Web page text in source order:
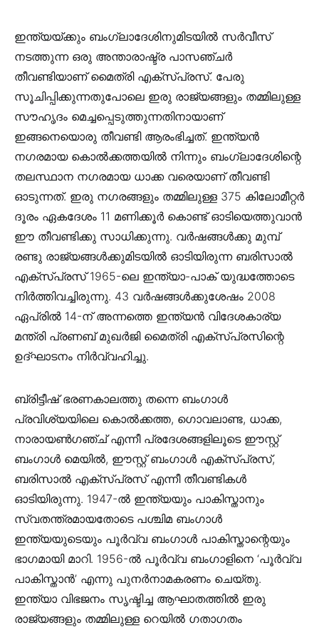
ഇന്ത്യയ്ക്കും ബംഗ്ലാദേശിനുമിടയിൽ സർവീസ്
നടത്തുന്ന ഒരു അന്താരാഷ്ട്ര പാസഞ്ചർ
തീവണ്ടിയാണ് മൈത്രി എക്സ്പ്രസ്. പേരു
സൂചിപ്പിക്കുന്നതുപോലെ ഇരു രാജ്യങ്ങളും തമ്മിലുള്ള
സൗഹൃദം മെച്ചപ്പെടുത്തുന്നതിനായാണ്
ഇങ്ങനെയൊരു തീവണ്ടി ആരംഭിച്ചത്. ഇന്ത്യൻ
നഗരമായ കൊൽക്കത്തയിൽ നിന്നും ബംഗ്ലാദേശിന്റെ
തലസ്ഥാന നഗരമായ ധാക്ക വരെയാണ് തീവണ്ടി
ഓടുന്നത്. ഇരു നഗരങ്ങളും തമ്മിലുള്ള 375 കിലോമീറ്റർ
ദൂരം ഏകദേശം 11 മണിക്കൂർ കൊണ്ട് ഓടിയെത്തുവാൻ
ഈ തീവണ്ടിക്കു സാധിക്കുന്നു. വർഷങ്ങൾക്കു മുമ്പ്
രണ്ടു രാജ്യങ്ങൾക്കുമിടയിൽ ഓടിയിരുന്ന ബരിസാൽ
എക്സ്പ്രസ് 1965-ലെ ഇന്ത്യാ-പാക് യുദ്ധത്തോടെ
നിർത്തിവച്ചിരുന്നു. 43 വർഷങ്ങൾക്കുശേഷം 2008
ഏപ്രിൽ 14-ന് അന്നത്തെ ഇന്ത്യൻ വിദേശകാര്യ
മന്ത്രി പ്രണബ് മുഖർജി മൈത്രി എക്സ്പ്രസിന്റെ
ഉദ്ഘാടനം നിർവ്വഹിച്ചു.
ബ്രിട്ടീഷ് ഭരണകാലത്തു തന്നെ ബംഗാൾ
പ്രവിശ്യയിലെ കൊൽക്കത്ത, ഗൊവലാണ്ട, ധാക്ക,
നാരായൺഗഞ്ച് എന്നീ പ്രദേശങ്ങളിലൂടെ ഈസ്റ്റ്
ബംഗാൾ മെയിൽ, ഈസ്റ്റ് ബംഗാൾ എക്സ്പ്രസ്,
ബരിസാൽ എക്സ്പ്രസ് എന്നീ തീവണ്ടികൾ
ഓടിയിരുന്നു. 1947-ൽ ഇന്ത്യയും പാകിസ്താനും
സ്വതന്ത്രമായതോടെ പശ്ചിമ ബംഗാൾ
ഇന്ത്യയുടെയും പൂർവ്വ ബംഗാൾ പാകിസ്താന്റെയും
ഭാഗമായി മാറി. 1956-ൽ പൂർവ്വ ബംഗാളിനെ ‘പൂർവ്വ
പാകിസ്താൻ’ എന്നു പുനർനാമകരണം ചെയ്തു.
ഇന്ത്യാ വിഭജനം സൃഷ്ടിച്ച ആഘാതത്തിൽ ഇരു
രാജ്യങ്ങളും തമ്മിലുള്ള റെയിൽ ഗതാഗതം